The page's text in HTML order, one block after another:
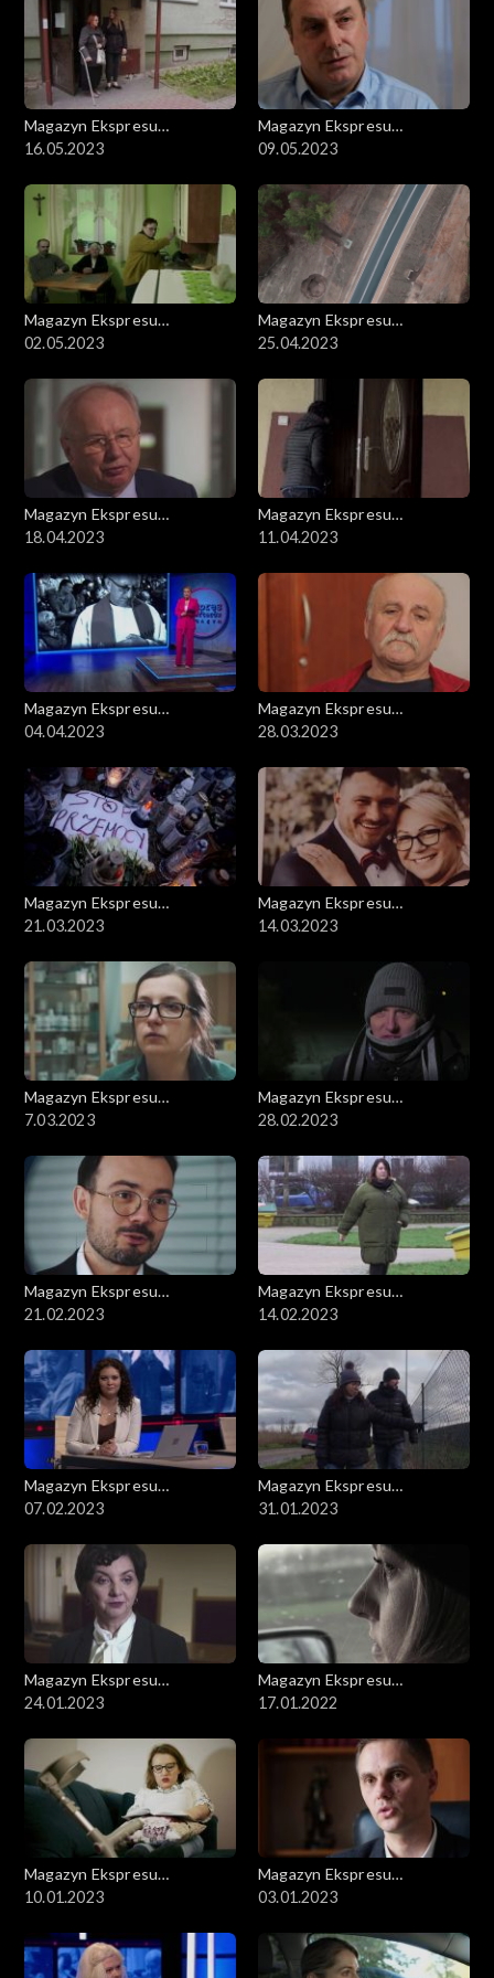
realia swojej pracy w szpitalu.
Justyna Andersz-Rychter "DO KOŃCA"
Jak wygląda odchodzenie i godne umieranie, bez bólu i w
zgodzie z samym sobą? Odpowiedzi na te najtrudniejsze pytania
znajdują podopieczni hospicjum i ludzie, którzy pracują tam na
co dzień.
Magazyn Ekspresu
Reporterów
16.05.2023
Magazyn Ekspresu
Reporterów
09.05.2023
Magazyn Ekspresu
Reporterów
02.05.2023
Magazyn Ekspresu
Reporterów
25.04.2023
Magazyn Ekspresu
Reporterów
18.04.2023
Magazyn Ekspresu
Reporterów
11.04.2023
Magazyn Ekspresu
Reporterów
04.04.2023
Magazyn Ekspresu
Reporterów
28.03.2023
Magazyn Ekspresu
Reporterów
21.03.2023
Magazyn Ekspresu
Reporterów
14.03.2023
Magazyn Ekspresu
Reporterów
7.03.2023
Magazyn Ekspresu
Reporterów
28.02.2023
Magazyn Ekspresu
Reporterów
21.02.2023
Magazyn Ekspresu
Reporterów
14.02.2023
Magazyn Ekspresu
Reporterów
07.02.2023
Magazyn Ekspresu
Reporterów
31.01.2023
Magazyn Ekspresu
Reporterów
24.01.2023
Magazyn Ekspresu
Reporterów
17.01.2022
Magazyn Ekspresu
Reporterów
10.01.2023
Magazyn Ekspresu
Reporterów
03.01.2023